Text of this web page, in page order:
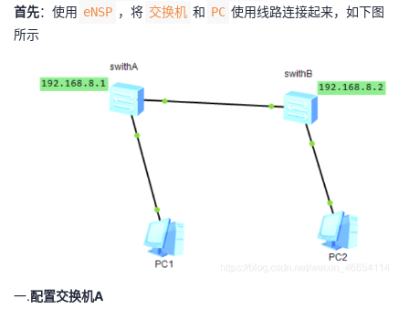
的
博
我
的
我
动
关
的
我
首先：使用 eNSP ，将 交换机 和 PC 使用线路连接起来，如下图
所示
一.配置交换机A